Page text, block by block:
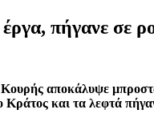
πήγανε σε
αποκάλυψε
Κράτος και τα λεφτά